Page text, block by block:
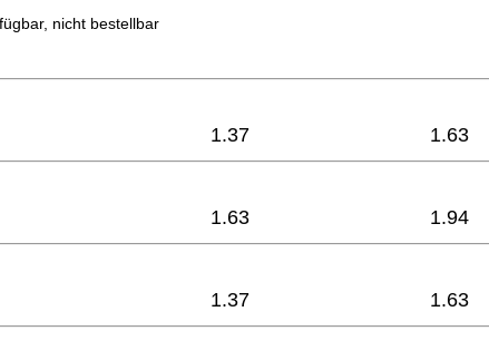
nicht bestellbar
1.37 1.63
1.63 1.94
1.37 1.63